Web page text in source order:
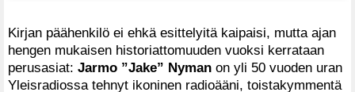
Kirjan päähenkilö ei ehkä esittelyitä kaipaisi, mutta ajan
hengen mukaisen historiattomuuden vuoksi kerrataan
perusasiat: Jarmo ”Jake” Nyman on yli 50 vuoden uran
Yleisradiossa tehnyt ikoninen radioääni, toistakymmentä